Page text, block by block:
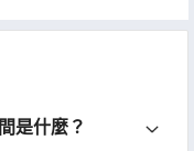
是什麼？